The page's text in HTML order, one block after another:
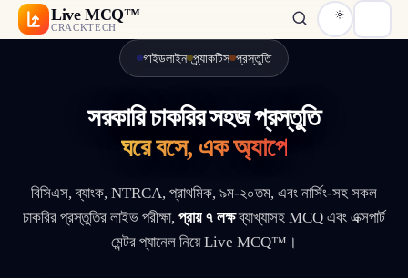
Live MCQ™
CRACKTECH
গাইডলাইন প্র্যাকটিস প্রস্তুতি
সরকারি চাকরির সহজ প্রস্তুতি
ঘরে বসে, এক অ্যাপে
বিসিএস, ব্যাংক, NTRCA, প্রাথমিক, ৯ম-২০তম, এবং নার্সিং-সহ সকল
চাকরির প্রস্তুতির লাইভ পরীক্ষা, প্রায় ৭ লক্ষব্যাখ্যাসহ MCQ এবং এক্সপার্ট
মেন্টর প্যানেল নিয়ে Live MCQ™।